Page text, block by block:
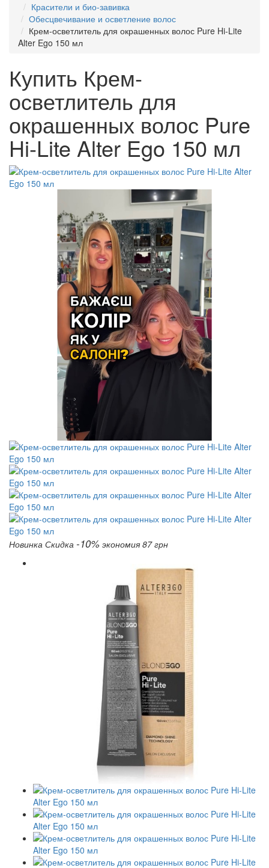
Красители и био-завивка
Обесцвечивание и осветление волос
Крем-осветлитель для окрашенных волос Pure Hi-Lite
Alter Ego 150 мл
Купить Крем-
осветлитель для
окрашенных волос Pure
Hi-Lite Alter Ego 150 мл
Новинка Скидка -10% экономия 87 грн